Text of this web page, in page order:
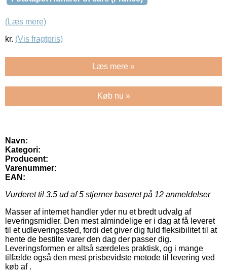
(Læs mere)
kr. (Vis fragtpris)
Læs mere »
Køb nu »
Navn:
Kategori:
Producent:
Varenummer:
EAN:
Vurderet til 3.5 ud af 5 stjerner baseret på 12 anmeldelser
Masser af internet handler yder nu et bredt udvalg af
leveringsmidler. Den mest almindelige er i dag at få leveret
til et udleveringssted, fordi det giver dig fuld fleksibilitet til at
hente de bestilte varer den dag der passer dig.
Leveringsformen er altså særdeles praktisk, og i mange
tilfælde også den mest prisbevidste metode til levering ved
køb af .